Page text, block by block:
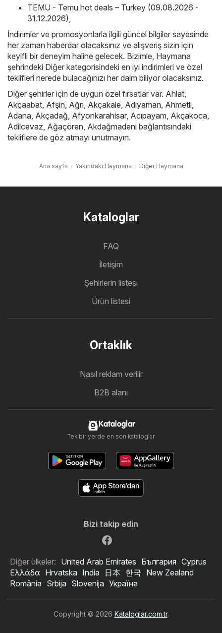
TEMU - Temu hot deals – Turkey (09.08.2026 -
31.12.2026),
İndirimler ve promosyonlarla ilgili güncel bilgiler sayesinde
her zaman haberdar olacaksınız ve alışveriş sizin için
keyifli bir deneyim haline gelecek. Bizimle, Haymana
şehrindeki Diğer kategorisindeki en iyi indirimleri ve özel
teklifleri nerede bulacağınızı her daim biliyor olacaksınız.
Diğer şehirler için de uygun özel fırsatlar var. Ahlat,
Akçaabat, Afşin, Ağrı, Akçakale, Adıyaman, Ahmetli,
Adana, Akçadağ, Afyonkarahisar, Acıpayam, Akçakoca,
Adilcevaz, Ağaçören, Akdağmadeni bağlantısındaki
tekliflere de göz atmayı unutmayın.
Ana sayfa Yakındaki Haymana Diğer Haymana
Kataloglar
FAQ
İletişim
Şehirlerin listesi
Ürün listesi
Ortaklık
Nasıl reklam verilir
B2B alanı
Kataloglar
Tek bir yerde en son kataloglar
Bizi takip edin
Diğer ülkeler: United Arab Emirates България Cyprus
Ελλάδα Hrvatska India 日本 한국 New Zealand
România Srbija Slovenija Україна
Copyright © 2026 Kataloglar.com.tr.